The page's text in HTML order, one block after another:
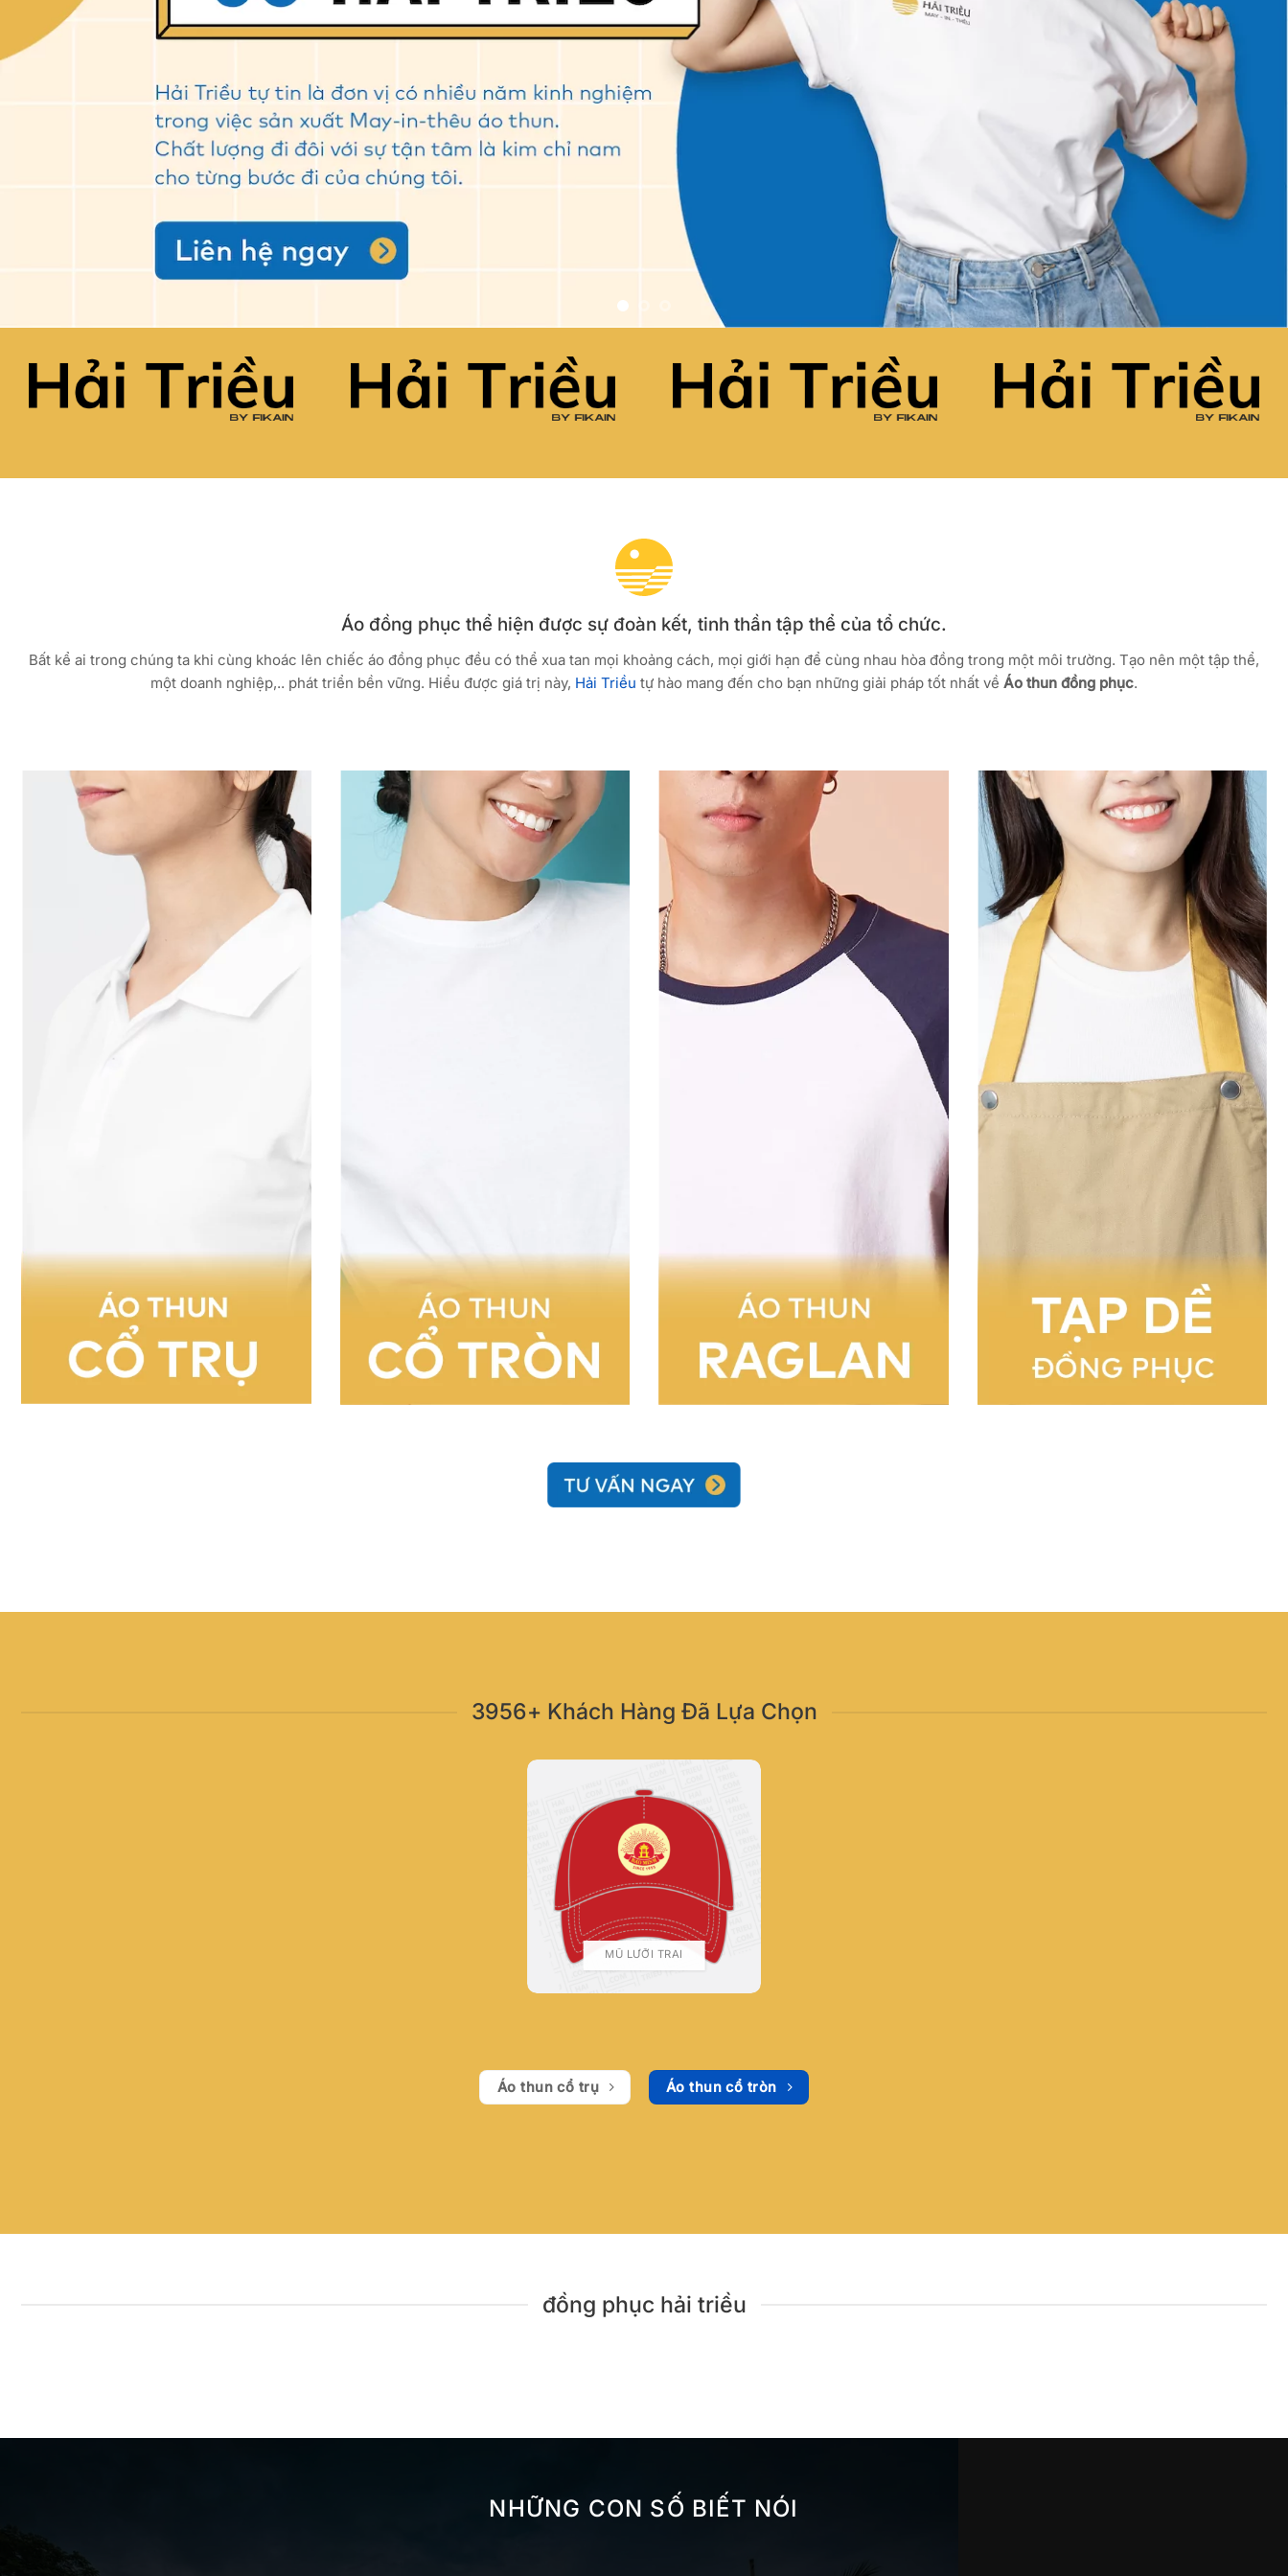
Áo đồng phục thể hiện được sự đoàn kết, tinh thần tập thể của tổ chức.
Bất kể ai trong chúng ta khi cùng khoác lên chiếc áo đồng phục đều có thể xua tan mọi khoảng cách, mọi giới hạn để cùng nhau hòa đồng trong một môi trường. Tạo nên một tập thể,
một doanh nghiệp,.. phát triển bền vững. Hiểu được giá trị này, Hải Triều tự hào mang đến cho bạn những giải pháp tốt nhất về Áo thun đồng phục.
3956+ Khách Hàng Đã Lựa Chọn
MŨ LƯỠI TRAI
Áo thun cổ trụ Áo thun cổ tròn
đồng phục hải triều
NHỮNG CON SỐ BIẾT NÓI